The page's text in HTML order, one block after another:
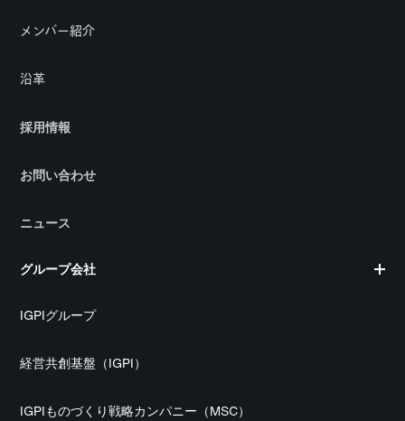
メンバー紹介
沿革
採用情報
お問い合わせ
ニュース
グループ会社
IGPIグループ
経営共創基盤（IGPI）
IGPIものづくり戦略カンパニー（MSC）